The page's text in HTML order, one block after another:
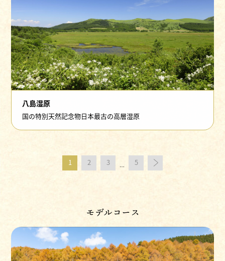
八島湿原
国の特別天然記念物日本最古の高層湿原
1 2 3 … 5
モデルコース